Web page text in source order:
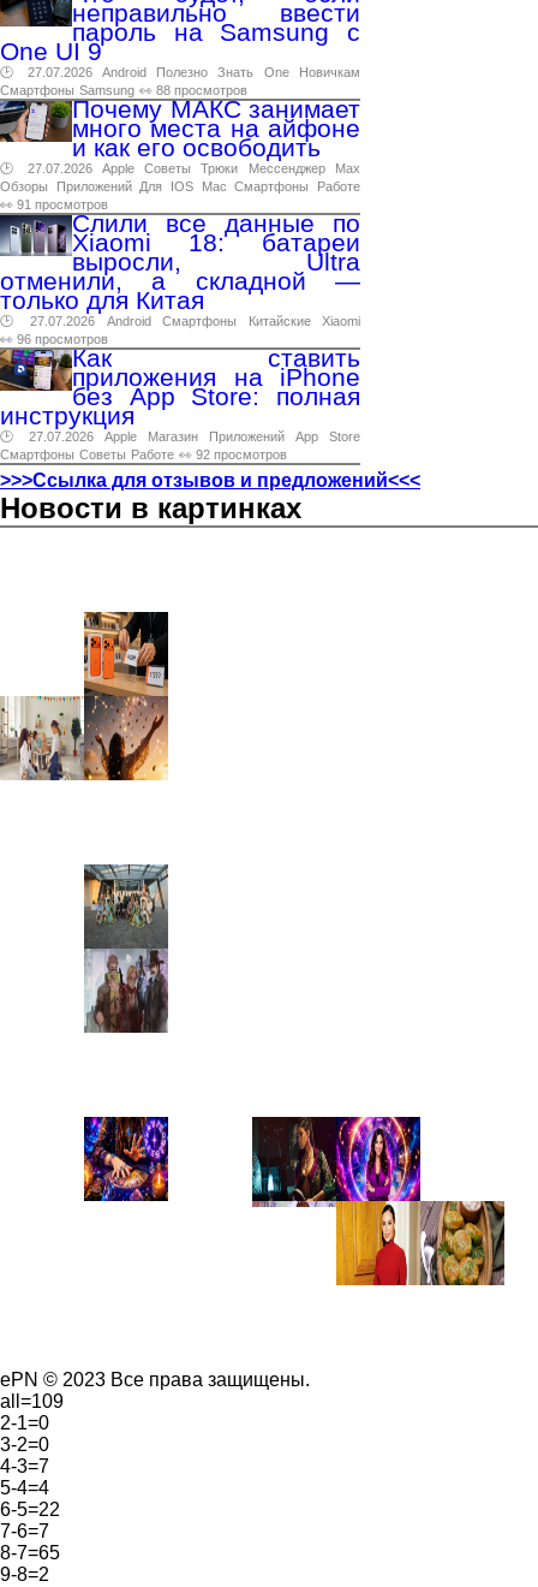
неправильно ввести
пароль на Samsung с
One UI 9
🕑 27.07.2026 Android Полезно Знать One
Новичкам
Смартфоны Samsung 👀 88 просмотров
Почему МАКС занимает
много места на айфоне
и как его освободить
🕑 27.07.2026 Apple Советы Трюки Мессенджер
Max
Обзоры
Приложений Для IOS Mac Смартфоны
Работе
👀 91 просмотров
Слили все данные по
Xiaomi 18: батареи
выросли, Ultra
отменили, а складной —
только для Китая
🕑 27.07.2026 Android Смартфоны Китайские
Xiaomi
👀 96 просмотров
Как ставить
приложения на iPhone
без App Store: полная
инструкция
🕑 27.07.2026 Apple Магазин Приложений App
Store
Смартфоны Советы Работе 👀 92 просмотров
>>>Ссылка для отзывов и предложений<<<
Новости в картинках
ePN © 2023 Все права защищены.
all=109
2-1=0
3-2=0
4-3=7
5-4=4
6-5=22
7-6=7
8-7=65
9-8=2